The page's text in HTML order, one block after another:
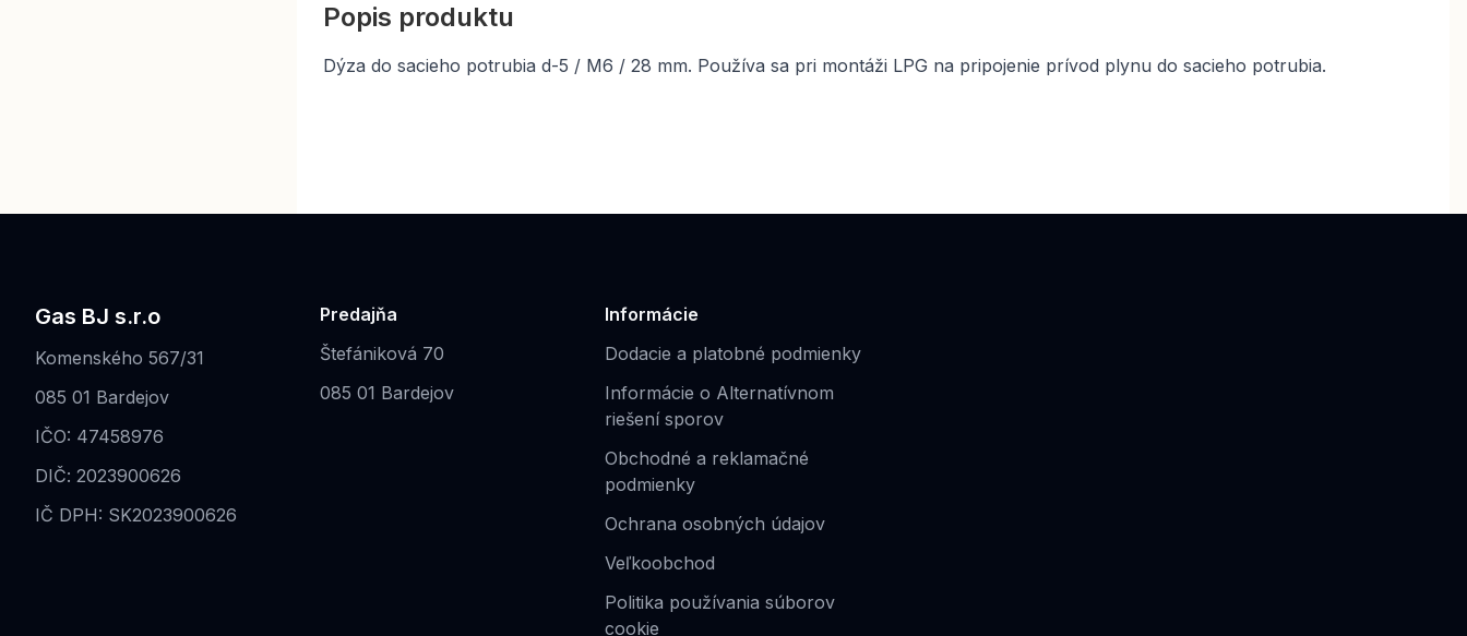
Popis produktu
Dýza do sacieho potrubia d-5 / M6 / 28 mm. Používa sa pri montáži LPG na pripojenie prívod plynu do sacieho potrubia.
Gas BJ s.r.o
Komenského 567/31
085 01 Bardejov
IČO: 47458976
DIČ: 2023900626
IČ DPH: SK2023900626
Predajňa
Štefániková 70
085 01 Bardejov
Informácie
Dodacie a platobné podmienky
Informácie o Alternatívnom
riešení sporov
Obchodné a reklamačné
podmienky
Ochrana osobných údajov
Veľkoobchod
Politika používania súborov
cookie